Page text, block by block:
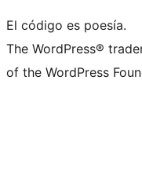
El código es poesía.
The WordPress®
of the WordPress